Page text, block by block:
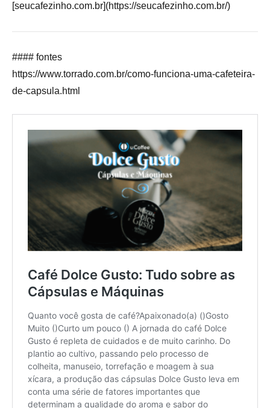
[seucafezinho.com.br](https://seucafezinho.com.br/)
#### fontes
https://www.torrado.com.br/como-funciona-uma-cafeteira-
de-capsula.html